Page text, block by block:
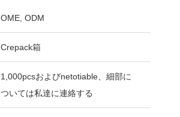
OME, ODM
Crepack箱
1,000pcsおよびnetotiable、細部に
ついては私達に連絡する